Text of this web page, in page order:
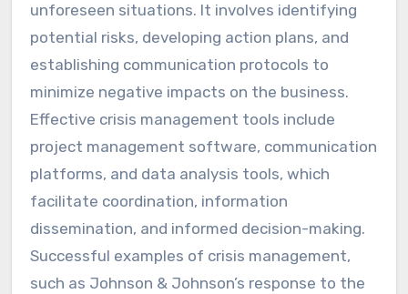
unforeseen situations. It involves identifying
potential risks, developing action plans, and
establishing communication protocols to
minimize negative impacts on the business.
Effective crisis management tools include
project management software, communication
platforms, and data analysis tools, which
facilitate coordination, information
dissemination, and informed decision-making.
Successful examples of crisis management,
such as Johnson & Johnson’s response to the